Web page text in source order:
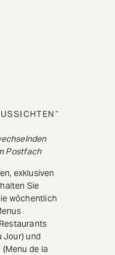
Postfach
exklusiven
Sie
wöchentlich
Jour) und
de la